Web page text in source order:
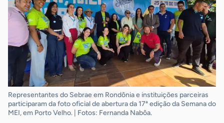
Representantes do Sebrae em Rondônia e instituições parceiras
participaram da foto oficial de abertura da 17ª edição da Semana do
MEI, em Porto Velho. | Fotos: Fernanda Nabôa.